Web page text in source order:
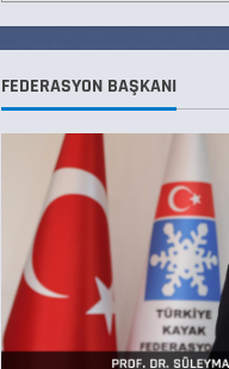
FEDERASYON BAŞKANIKAYAKLI
3.KADEME
1
Millî
Deniz ve
(2026-2